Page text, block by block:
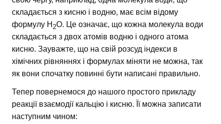
складається з кисню і водню, має всім відому
формулу H 2O. Це означає, що кожна молекула води
складається з двох атомів водню і одного атома
кисню. Зауважте, що на свій розсуд індекси в
хімічних рівняннях і формулах міняти не можна, так
як вони спочатку повинні бути написані правильно.
Тепер повернемося до нашого простого прикладу
реакції взаємодії кальцію і кисню. Її можна записати
наступним чином: